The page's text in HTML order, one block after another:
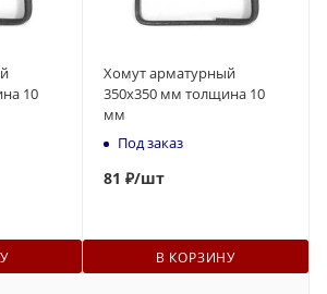
10
Хомут арматурный
350х350 мм толщина 10
мм
Под заказ
81 ₽/шт
В КОРЗИНУ